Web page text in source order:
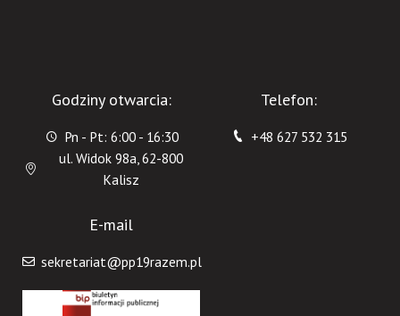
Godziny otwarcia:
Pn - Pt: 6:00 - 16:30
ul. Widok 98a, 62-800
Kalisz
Telefon:
+48 627 532 315
E-mail
sekretariat@pp19razem.pl